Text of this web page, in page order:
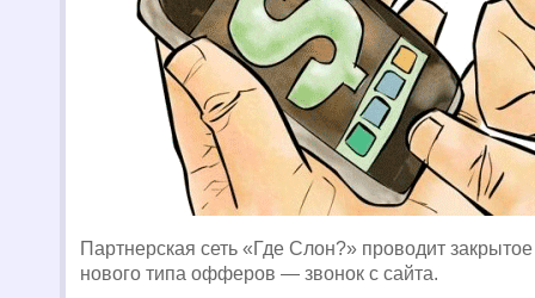
Партнерская сеть «Где Слон?» проводит
нового типа офферов — звонок с сайта.